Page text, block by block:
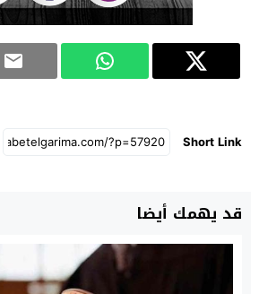
Short Link
قد يهمك أيضا